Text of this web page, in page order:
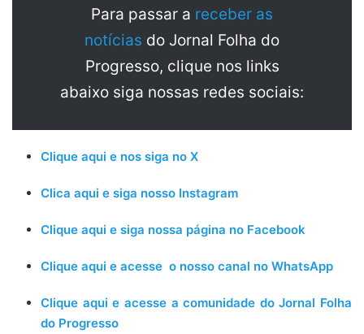
Para passar a receber as
notícias do Jornal Folha do
Progresso, clique nos links
abaixo siga nossas redes sociais:
Clique aqui e nos siga no X
Clica aqui e siga nosso Instagram
Clique aqui e siga nossa página no Facebook
Clique aqui e acesse o nosso canal no WhatsApp
Clique aqui e acesse a comunidade do Jornal Folha
do Progresso